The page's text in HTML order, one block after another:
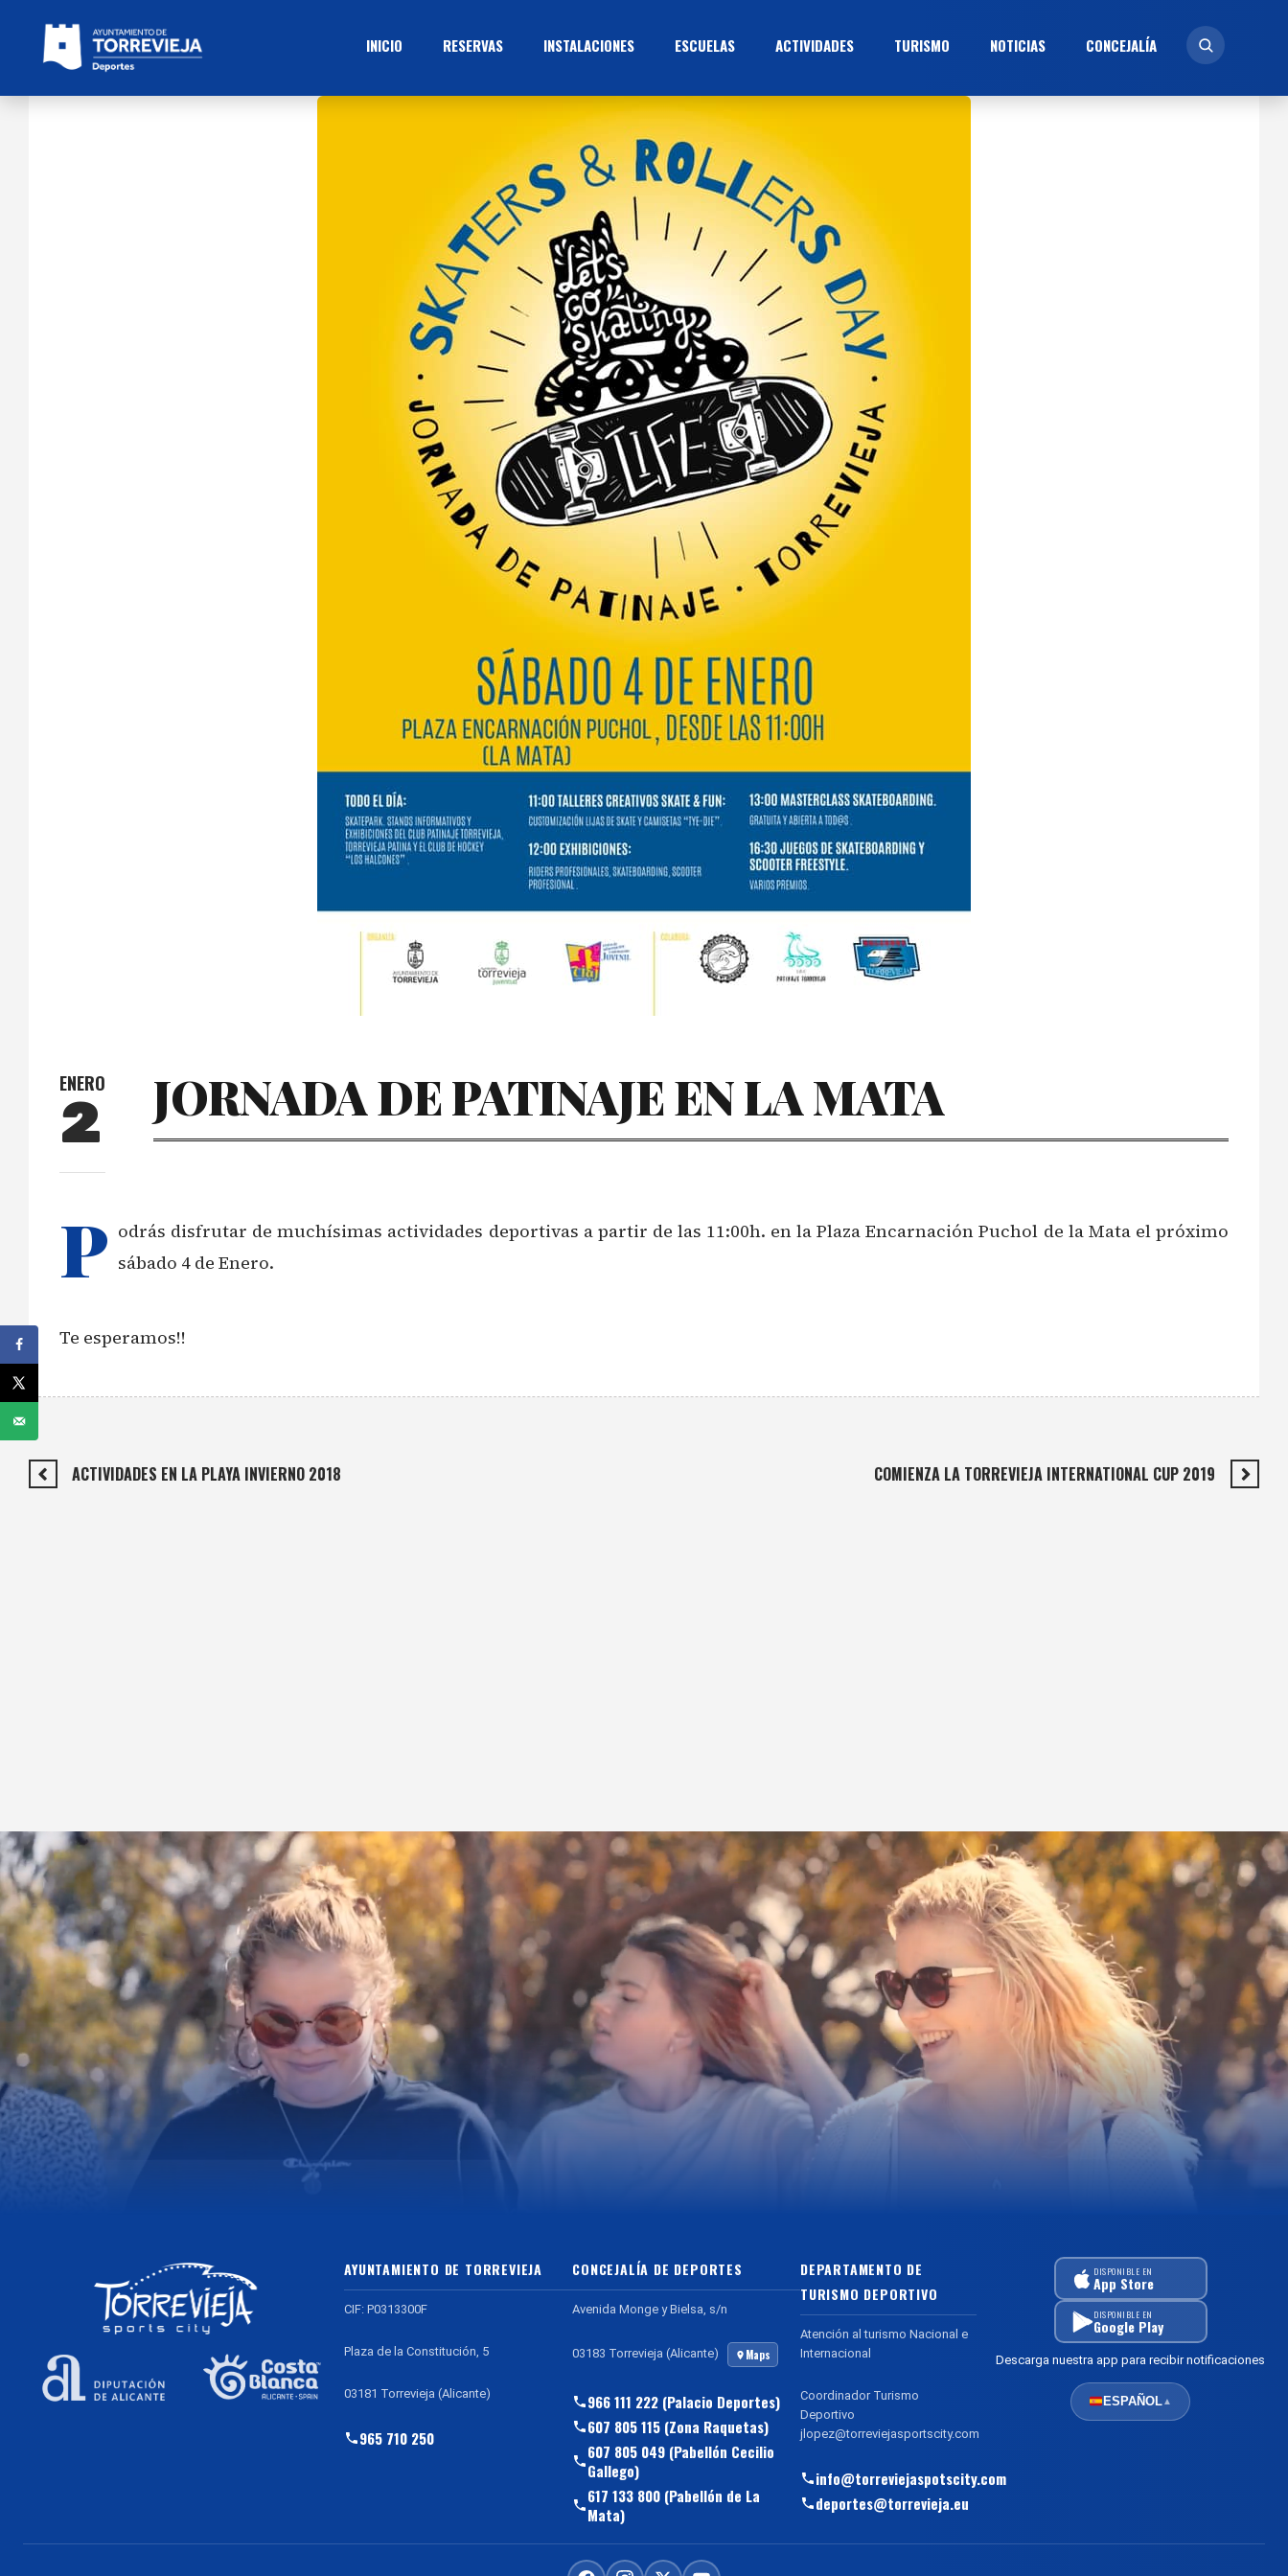
INICIO RESERVAS INSTALACIONES ESCUELAS ACTIVIDADES TURISMO NOTICIAS CONCEJALÍ­A
ENERO
2 JORNADA DE PATINAJE EN LA MATA
P odrás disfrutar de muchísimas actividades deportivas a partir de las 11:00h. en la Plaza Encarnación Puchol de la Mata el próximo
sábado 4 de Enero.
Te esperamos!!
COMIENZA LA TORREVIEJA INTERNATIONAL CUP 2019
ACTIVIDADES EN LA PLAYA INVIERNO 2018
AYUNTAMIENTO DE TORREVIEJA
CIF: P0313300F
Plaza de la Constitución, 5
03181 Torrevieja (Alicante)
965 710 250
CONCEJALÍA DE DEPORTES
Avenida Monge y Bielsa, s/n
03183 Torrevieja (Alicante) Maps
966 111 222 (Palacio Deportes)
607 805 115 (Zona Raquetas)
607 805 049 (Pabellón Cecilio
Gallego)
617 133 800 (Pabellón de La
Mata)
DEPARTAMENTO DE
TURISMO DEPORTIVO
Atención al turismo Nacional e
Internacional
Coordinador Turismo
Deportivo
jlopez@torreviejasportscity.com
info@torreviejaspotscity.com
deportes@torrevieja.eu
DISPONIBLE EN
App Store
DISPONIBLE EN
Google Play
Descarga nuestra app para recibir notificaciones
ESPAÑOL▲